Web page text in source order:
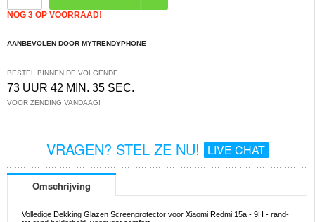
NOG 3 OP VOORRAAD!
AANBEVOLEN DOOR MYTRENDYPHONE
BESTEL BINNEN DE VOLGENDE
73 UUR 42 MIN. 34 SEC.
VOOR ZENDING VANDAAG!
VRAGEN? STEL ZE NU! LIVE CHAT
Omschrijving
Volledige Dekking Glazen Screenprotector voor Xiaomi Redmi 15a - 9H - rand-